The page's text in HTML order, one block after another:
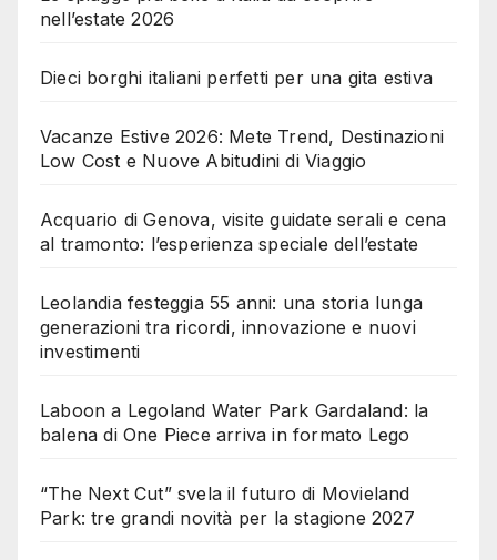
nell’estate 2026
Dieci borghi italiani perfetti per una gita estiva
Vacanze Estive 2026: Mete Trend, Destinazioni
Low Cost e Nuove Abitudini di Viaggio
Acquario di Genova, visite guidate serali e cena
al tramonto: l’esperienza speciale dell’estate
Leolandia festeggia 55 anni: una storia lunga
generazioni tra ricordi, innovazione e nuovi
investimenti
Laboon a Legoland Water Park Gardaland: la
balena di One Piece arriva in formato Lego
“The Next Cut” svela il futuro di Movieland
Park: tre grandi novità per la stagione 2027